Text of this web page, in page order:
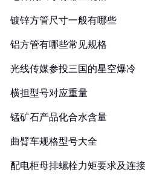
镀锌方管尺寸一般有哪些
铝方管有哪些常见规格
光线传媒参投三国的星空爆冷
横担型号对应重量
锰矿石产品化合水含量
曲臂车规格型号大全
配电柜母排螺栓力矩要求及连